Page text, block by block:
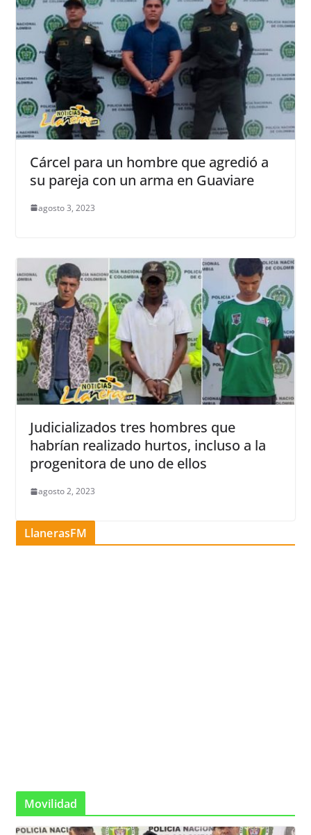
Cárcel para un hombre que agredió a
su pareja con un arma en Guaviare
agosto 3, 2023
Judicializados tres hombres que
habrían realizado hurtos, incluso a la
progenitora de uno de ellos
agosto 2, 2023
LlanerasFM
Movilidad